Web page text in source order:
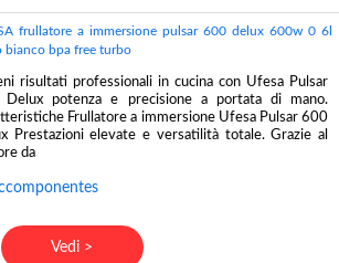
frullatore a immersione pulsar 600 delux 600w 0 6l
bianco bpa free turbo
risultati professionali in cucina con Ufesa Pulsar
potenza e precisione a portata di mano.
Frullatore a immersione Ufesa Pulsar 600
Prestazioni elevate e versatilità totale. Grazie al
da
Vedi >